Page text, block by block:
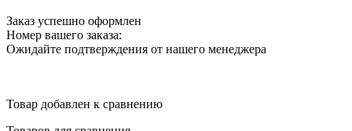
Заказ успешно оформлен
Номер вашего заказа:
Ожидайте подтверждения от нашего менеджера
Товар добавлен к сравнению